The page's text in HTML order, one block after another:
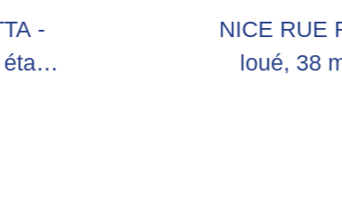
-
!
NICE RUE
loué, 38